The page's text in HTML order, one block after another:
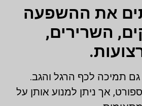
את ההשפעה
השרירים,
תמיכה לכף הרגל והגב.
אך ניתן למנוע אותן על